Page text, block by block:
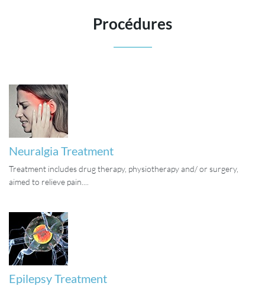
Procédures
Neuralgia Treatment
Treatment includes drug therapy, physiotherapy and/ or surgery,
aimed to relieve pain....
Epilepsy Treatment